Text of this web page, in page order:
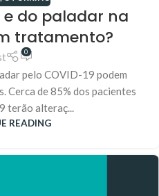
e do paladar na
tratamento?
0
pelo COVID-19 podem
de 85% dos pacientes
terão alteraç...
READING